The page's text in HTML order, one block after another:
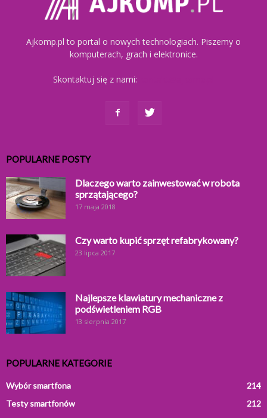
Ajkomp.pl to portal o nowych technologiach. Piszemy o
komputerach, grach i elektronice.
Skontaktuj się z nami:
POPULARNE POSTY
Dlaczego warto zainwestować w robota
sprzątającego?
17 maja 2018
Czy warto kupić sprzęt refabrykowany?
23 lipca 2017
Najlepsze klawiatury mechaniczne z
podświetleniem RGB
13 sierpnia 2017
POPULARNE KATEGORIE
Wybór smartfona
214
Testy smartfonów
212